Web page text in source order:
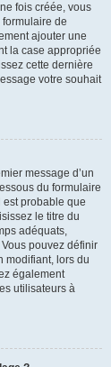
fois créée, vous
de
ajouter une
la case appropriée
cette dernière
votre souhait
message d’un
du formulaire
est probable que
le titre du
adéquats,
pouvez définir
modifiant, lors du
également
utilisateurs à